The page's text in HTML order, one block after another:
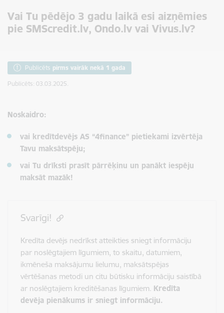
Vai Tu pēdējo 3 gadu laikā esi aizņēmies
pie SMScredit.lv, Ondo.lv vai Vivus.lv?
Publicēts pirms vairāk nekā 1 gada
Publicēts: 03.03.2025.
Noskaidro:
vai kredītdevējs AS “4finance” pietiekami izvērtēja
Tavu maksātspēju;
vai Tu drīksti prasīt pārrēķinu un panākt iespēju
maksāt mazāk!
Svarīgi!
Kredīta devējs nedrīkst atteikties sniegt informāciju
par noslēgtajiem līgumiem, to skaitu, datumiem,
ikmēneša maksājumu lielumu, maksātspējas
vērtēšanas metodi un citu būtisku informāciju saistībā
ar noslēgtajiem kreditēšanas līgumiem. Kredīta
devēja pienākums ir sniegt informāciju.